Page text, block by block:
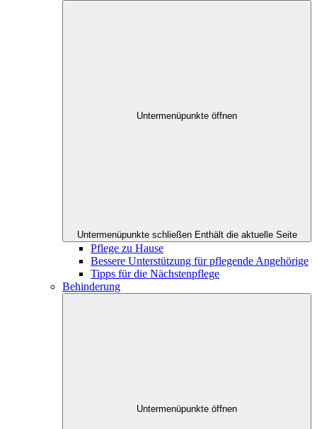
Untermenüpunkte öffnen
Untermenüpunkte schließen Enthält die aktuelle Seite
Pflege zu Hause
Bessere Unterstützung für pflegende Angehörige
Tipps für die Nächstenpflege
Behinderung
Untermenüpunkte öffnen